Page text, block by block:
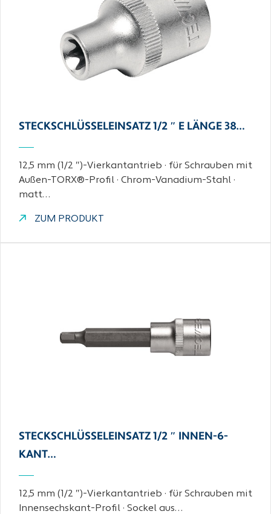
STECKSCHLÜSSELEINSATZ 1/2 ″ E LÄNGE 38…
12,5 mm (1/2 ″)-Vierkantantrieb · für Schrauben mit
Außen-TORX®-Profil · Chrom-Vanadium-Stahl ·
matt…
ZUM PRODUKT
STECKSCHLÜSSELEINSATZ 1/2 ″ INNEN-6-
KANT…
12,5 mm (1/2 ″)-Vierkantantrieb · für Schrauben mit
Innensechskant-Profil · Sockel aus…